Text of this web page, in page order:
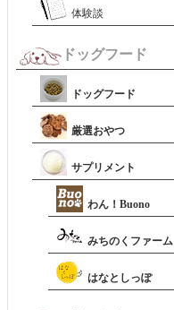
体験談
ドッグフード
ドッグフード
厳選おやつ
サプリメント
わん！Buono
みちのくファーム
はなとしっぽ